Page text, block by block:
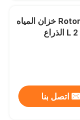
4M فرن Rotomoulding خزان المياه
اتصل بنا